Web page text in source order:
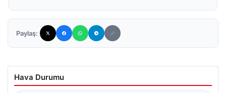
Paylaş:
Hava Durumu